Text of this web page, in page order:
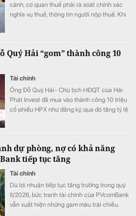
cảnh, cơ quan thuế phải rà soát chính xác
nghĩa vụ thuế, thông tin người nộp thuế. Khi
Quý Hải “gom” thành công 10
Tài chính
Ông Đỗ Quý Hải- Chủ tịch HĐQT của Hải
Phát Invest đã mua vào thành công 10 triệu
cổ phiếu HPX như đăng ký, qua đó tăng tỷ lệ
dự phòng, nợ có khả năng
tiếp tục tăng
Tài chính
Dù lợi nhuận tiếp tục tăng trưởng trong quý
II/2026, bức tranh tài chính của PVcomBank
vẫn xuất hiện những gam màu trái chiều.